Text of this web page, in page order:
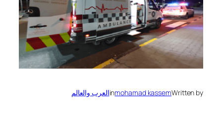
Written by
mohamad kassem
inالعرب والعالم